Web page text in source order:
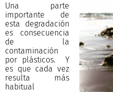
Una parte
importante de
esta degradación
es consecuencia
de la
contaminación
por plásticos. Y
es que cada vez
resulta más
habitual